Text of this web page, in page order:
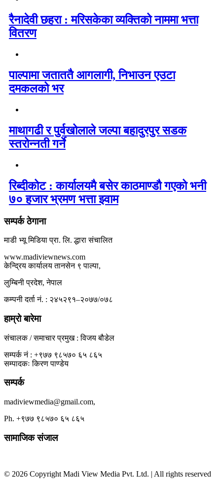
रैनादेवी छहरा : मरिसकेका व्यक्तिको नाममा भत्ता
वितरण
पाल्पामा जताततै आगलागी, निभाउन एउटा
दमकलको भर
माथागढी र पुर्वखोलाले जल्पा बहादुरपुर सडक
स्तरोन्नती गर्ने
रिब्दीकोट : कार्यालयमै बसेर काठमाण्डौ गएको भनी
७० हजार भ्रमण भत्ता झ्वाम
सम्पर्क ठेगाना
माडी भ्यू मिडिया प्रा. लि. द्धारा संचालित
www.madiviewnews.com
केन्द्रिय कार्यालय तानसेन ९ पाल्पा,
लुम्बिनी प्रदेश, नेपाल
कम्पनी दर्ता नं. : २४५२९१–२०७७/०७८
हाम्रो बारेमा
संचालक / समाचार प्रमुख : विजय बौडेल
सम्पर्क नं : +९७७ ९८५७० ६५ ८६५
सम्पादकः किरण पाण्डेय
सम्पर्क
madiviewmedia@gmail.com,
Ph. +९७७ ९८५७० ६५ ८६५
सामाजिक संजाल
© 2026 Copyright Madi View Media Pvt. Ltd. | All rights reserved